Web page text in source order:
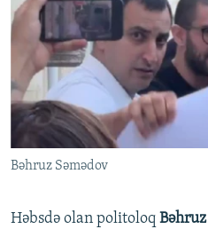
Bəhruz Səmədov
Həbsdə olan politoloq